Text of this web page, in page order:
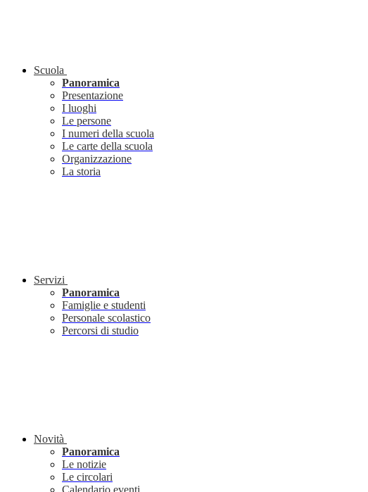
Scuola
Panoramica
Presentazione
I luoghi
Le persone
I numeri della scuola
Le carte della scuola
Organizzazione
La storia
Servizi
Panoramica
Famiglie e studenti
Personale scolastico
Percorsi di studio
Novità
Panoramica
Le notizie
Le circolari